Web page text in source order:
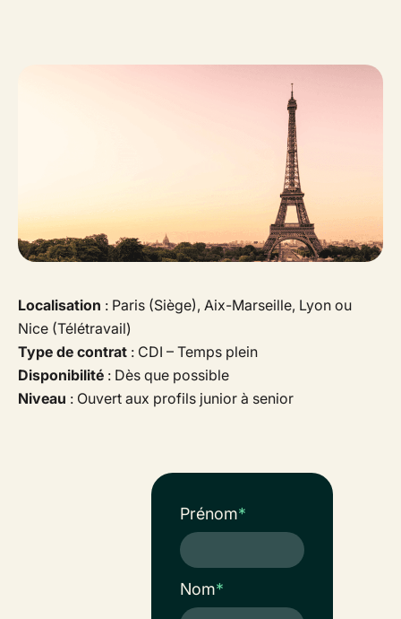
Localisation : Paris (Siège), Aix-Marseille, Lyon ou
Nice (Télétravail)
Type de contrat : CDI – Temps plein
Disponibilité : Dès que possible
Niveau : Ouvert aux profils junior à senior
Prénom*
Nom*